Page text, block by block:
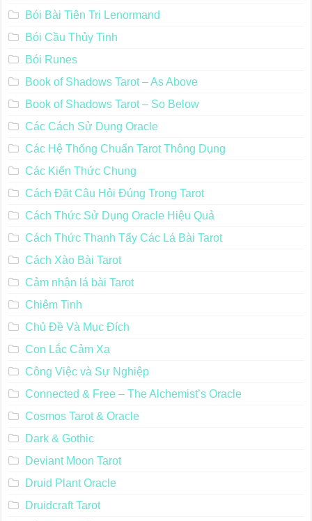
Bói Bài Tiên Tri Lenormand
Bói Cầu Thủy Tinh
Bói Runes
Book of Shadows Tarot – As Above
Book of Shadows Tarot – So Below
Các Cách Sử Dụng Oracle
Các Hệ Thống Chuẩn Tarot Thông Dụng
Các Kiến Thức Chung
Cách Đặt Câu Hỏi Đúng Trong Tarot
Cách Thức Sử Dụng Oracle Hiệu Quả
Cách Thức Thanh Tẩy Các Lá Bài Tarot
Cách Xào Bài Tarot
Cảm nhận lá bài Tarot
Chiêm Tinh
Chủ Đề Và Mục Đích
Con Lắc Cảm Xạ
Công Việc và Sự Nghiệp
Connected & Free – The Alchemist’s Oracle
Cosmos Tarot & Oracle
Dark & Gothic
Deviant Moon Tarot
Druid Plant Oracle
Druidcraft Tarot